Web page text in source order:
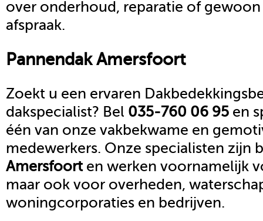
over onderhoud, reparatie of
afspraak.
PannendakAmersfoort
Zoekt u een ervaren
dakspecialist? Bel 035-760 06 95 en
één van onze vakbekwame en
medewerkers. Onze specialisten zijn
Amersfoorten werken voornamelijk
maar ook voor overheden,
woningcorporaties en bedrijven.